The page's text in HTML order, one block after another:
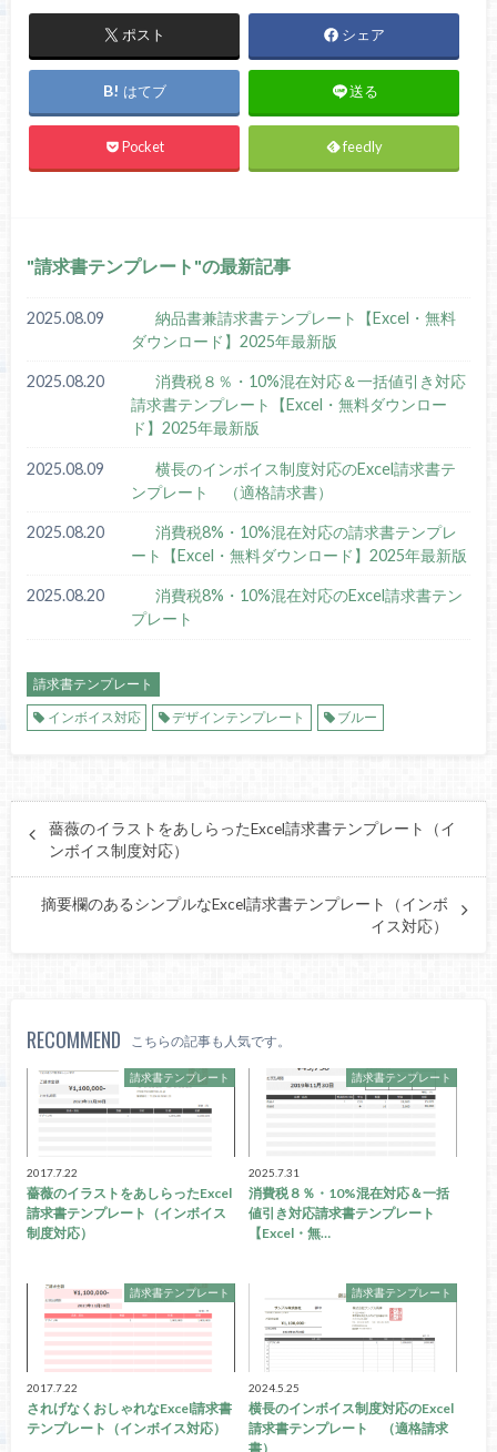
ポスト シェア
はてブ 送る
Pocket feedly
請求書テンプレート の最新記事
2025.08.09
納品書兼請求書テンプレート【Excel・無料
ダウンロード】2025年最新版
2025.08.20
消費税８％・10%混在対応＆一括値引き対応
請求書テンプレート【Excel・無料ダウンロー
ド】2025年最新版
2025.08.09
横長のインボイス制度対応のExcel請求書テ
ンプレート （適格請求書）
2025.08.20
消費税8%・10%混在対応の請求書テンプレ
ート【Excel・無料ダウンロード】2025年最新版
2025.08.20
消費税8%・10%混在対応のExcel請求書テン
プレート
請求書テンプレート
インボイス対応
デザインテンプレート ブルー
薔薇のイラストをあしらったExcel請求書テンプレート（イ
ンボイス制度対応）
摘要欄のあるシンプルなExcel請求書テンプレート（インボ
イス対応）
RECOMMEND こちらの記事も人気です。
請求書テンプレート
2017.7.22
薔薇のイラストをあしらったExcel
請求書テンプレート（インボイス
制度対応）
請求書テンプレート
2025.7.31
消費税８％・10%混在対応＆一括
値引き対応請求書テンプレート
【Excel・無…
請求書テンプレート
2017.7.22
されげなくおしゃれなExcel請求書
テンプレート（インボイス対応）
請求書テンプレート
2024.5.25
横長のインボイス制度対応のExcel
請求書テンプレート （適格請求
書）